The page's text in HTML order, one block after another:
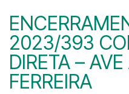
2023/393
DIRETA –
FERREIRA